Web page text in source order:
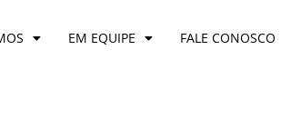
EM EQUIPE FALE CONOSCO